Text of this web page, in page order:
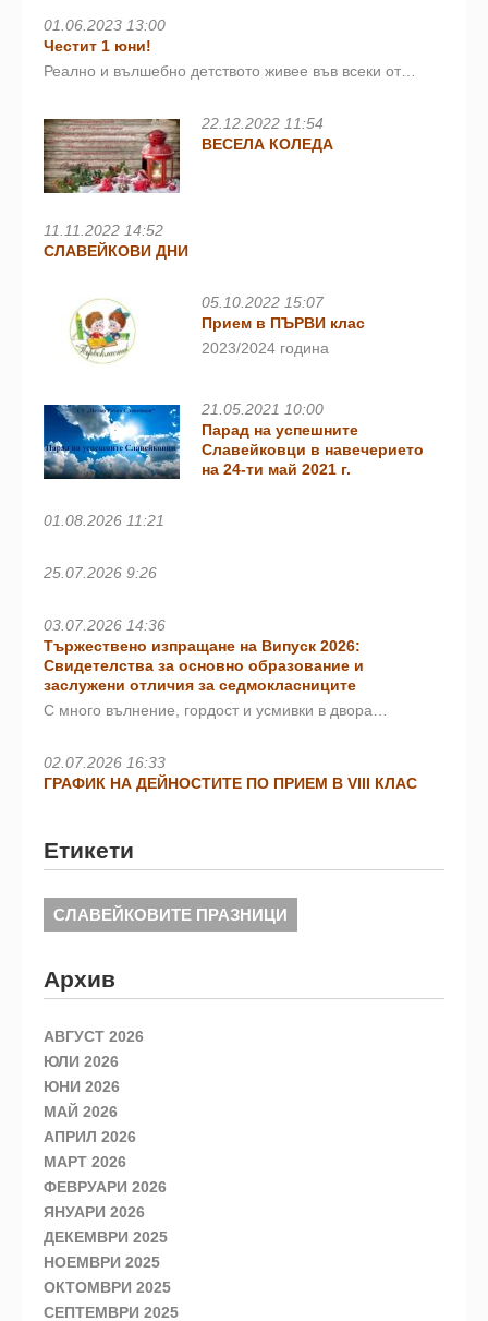
01.06.2023 13:00
Честит 1 юни!
Реално и вълшебно детството живее във всеки от…
22.12.2022 11:54
ВЕСЕЛА КОЛЕДА
11.11.2022 14:52
СЛАВЕЙКОВИ ДНИ
05.10.2022 15:07
Прием в ПЪРВИ клас
2023/2024 година
21.05.2021 10:00
Парад на успешните
Славейковци в навечерието
на 24-ти май 2021 г.
01.08.2026 11:21
25.07.2026 9:26
03.07.2026 14:36
Тържествено изпращане на Випуск 2026:
Свидетелства за основно образование и
заслужени отличия за седмокласниците
С много вълнение, гордост и усмивки в двора…
02.07.2026 16:33
ГРАФИК НА ДЕЙНОСТИТЕ ПО ПРИЕМ В VIII КЛАС
Етикети
СЛАВЕЙКОВИТЕ ПРАЗНИЦИ
Архив
АВГУСТ 2026
ЮЛИ 2026
ЮНИ 2026
МАЙ 2026
АПРИЛ 2026
МАРТ 2026
ФЕВРУАРИ 2026
ЯНУАРИ 2026
ДЕКЕМВРИ 2025
НОЕМВРИ 2025
ОКТОМВРИ 2025
СЕПТЕМВРИ 2025